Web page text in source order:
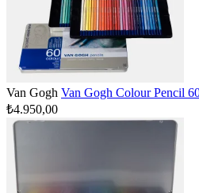
Van Gogh Van Gogh Colour Pencil
₺4.950,00